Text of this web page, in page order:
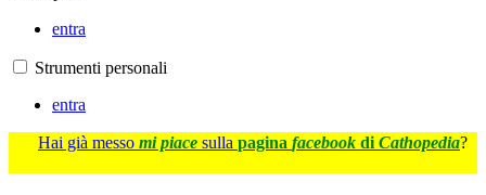
entra
Strumenti personali
entra
Hai già messo mi piace sulla pagina facebook di Cathopedia?